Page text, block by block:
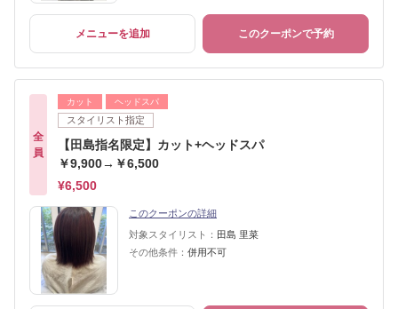
メニューを追加 このクーポンで予約
全
員
カット ヘッドスパ
スタイリスト指定
【田島指名限定】カット+ヘッドスパ
￥9,900→￥6,500
¥6,500
このクーポンの詳細
対象スタイリスト： 田島 里菜
その他条件： 併用不可